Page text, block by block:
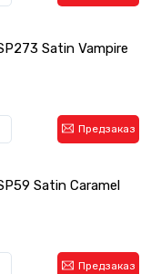
Satin Vampire
Предзаказ
Satin Caramel
Предзаказ